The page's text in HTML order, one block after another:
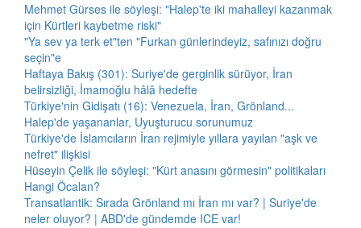
Mehmet Gürses ile söyleşi: "Halep'te iki mahalleyi kazanmak
için Kürtleri kaybetme riski"
"Ya sev ya terk et"ten "Furkan günlerindeyiz, safınızı doğru
seçin"e
Haftaya Bakış (301): Suriye'de gerginlik sürüyor, İran
belirsizliği, İmamoğlu hâlâ hedefte
Türkiye'nin Gidişatı (16): Venezuela, İran, Grönland...
Halep'de yaşananlar, Uyuşturucu sorunumuz
Türkiye'de İslamcıların İran rejimiyle yıllara yayılan "aşk ve
nefret" ilişkisi
Hüseyin Çelik ile söyleşi: "Kürt anasını görmesin" politikaları
Hangi Öcalan?
Transatlantik: Sırada Grönland mı İran mı var? | Suriye'de
neler oluyor? | ABD'de gündemde ICE var!